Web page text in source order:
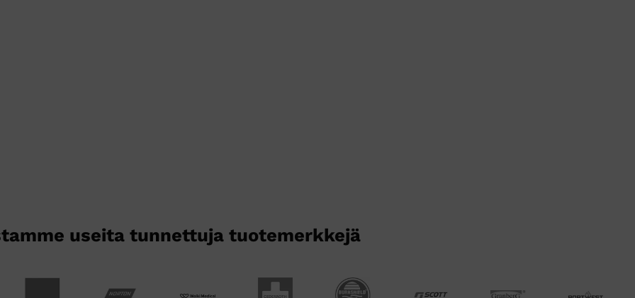
useita tunnettuja tuotemerkkejä